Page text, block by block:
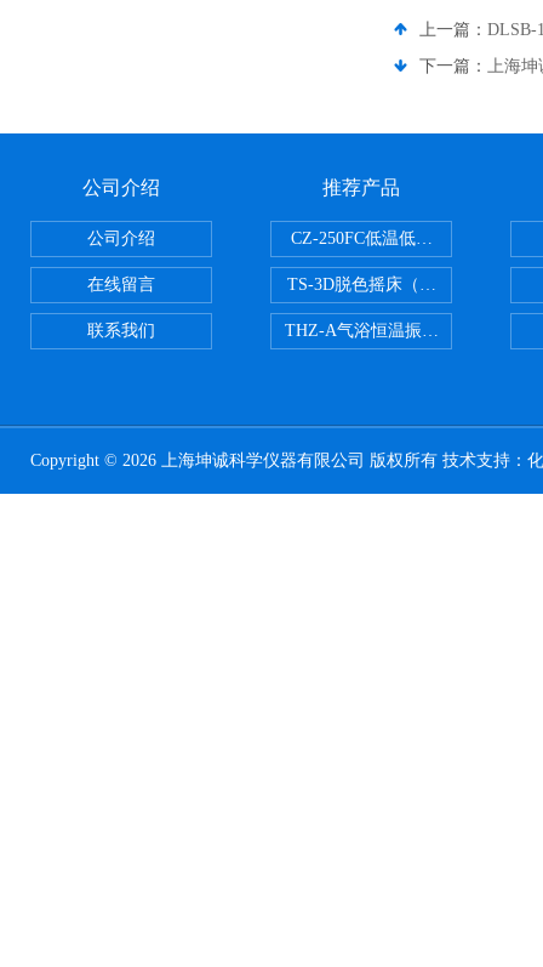
上一篇： DLSB-
下一篇：
上海
公司介绍
公司介绍
在线留言
联系我们
推荐产品
CZ-250FC低温低湿种子储藏柜
TS-3D脱色摇床（三维运动）
THZ-A气浴恒温振荡器
Copyright © 2026 上海坤诚科学仪器有限公司 版权所有 技术支持：